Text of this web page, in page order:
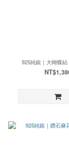
925純銀｜大蝴蝶